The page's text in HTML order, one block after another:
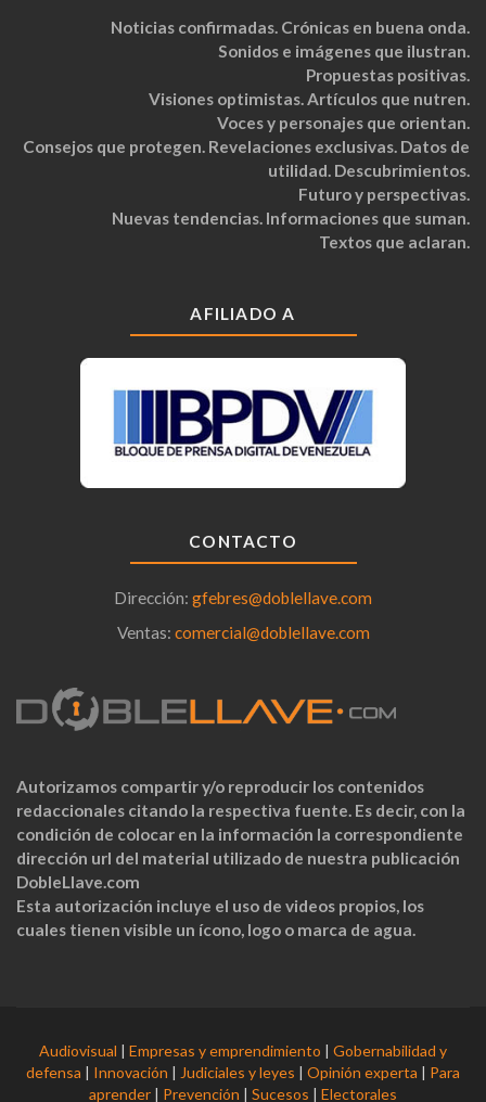
Noticias confirmadas. Crónicas en buena onda.
Sonidos e imágenes que ilustran.
Propuestas positivas.
Visiones optimistas. Artículos que nutren.
Voces y personajes que orientan.
Consejos que protegen. Revelaciones exclusivas. Datos de
utilidad. Descubrimientos.
Futuro y perspectivas.
Nuevas tendencias. Informaciones que suman.
Textos que aclaran.
AFILIADO A
CONTACTO
Dirección: gfebres@doblellave.com
Ventas: comercial@doblellave.com
Autorizamos compartir y/o reproducir los contenidos
redaccionales citando la respectiva fuente. Es decir, con la
condición de colocar en la información la correspondiente
dirección url del material utilizado de nuestra publicación
DobleLlave.com
Esta autorización incluye el uso de videos propios, los
cuales tienen visible un ícono, logo o marca de agua.
Audiovisual | Empresas y emprendimiento | Gobernabilidad y
defensa | Innovación | Judiciales y leyes | Opinión experta | Para
aprender | Prevención | Sucesos | Electorales